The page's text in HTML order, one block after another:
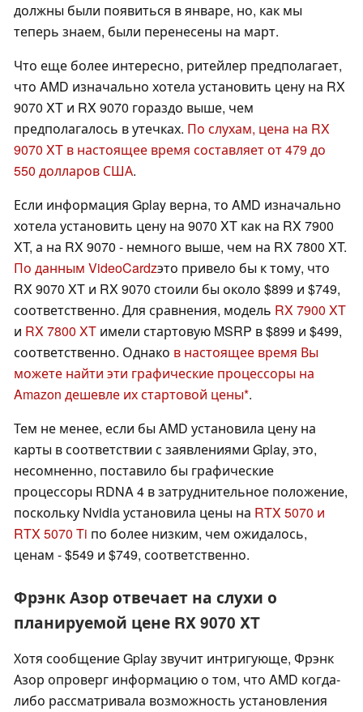
должны были появиться в январе, но, как мы
теперь знаем, были перенесены на март.
Что еще более интересно, ритейлер предполагает,
что AMD изначально хотела установить цену на RX
9070 XT и RX 9070 гораздо выше, чем
предполагалось в утечках. По слухам, цена на RX
9070 XT в настоящее время составляет от 479 до
550 долларов США.
Если информация Gplay верна, то AMD изначально
хотела установить цену на 9070 XT как на RX 7900
XT, а на RX 9070 - немного выше, чем на RX 7800 XT.
По данным VideoCardzэто привело бы к тому, что
RX 9070 XT и RX 9070 стоили бы около $899 и $749,
соответственно. Для сравнения, модель RX 7900 XT
и RX 7800 XT имели стартовую MSRP в $899 и $499,
соответственно. Однако в настоящее время Вы
можете найти эти графические процессоры на
Amazon дешевле их стартовой цены .
Тем не менее, если бы AMD установила цену на
карты в соответствии с заявлениями Gplay, это,
несомненно, поставило бы графические
процессоры RDNA 4 в затруднительное положение,
поскольку Nvidia установила цены на RTX 5070 и
RTX 5070 Ti по более низким, чем ожидалось,
ценам - $549 и $749, соответственно.
Фрэнк Азор отвечает на слухи о
планируемой цене RX 9070 XT
Хотя сообщение Gplay звучит интригующе, Фрэнк
Азор опроверг информацию о том, что AMD когда-
либо рассматривала возможность установления